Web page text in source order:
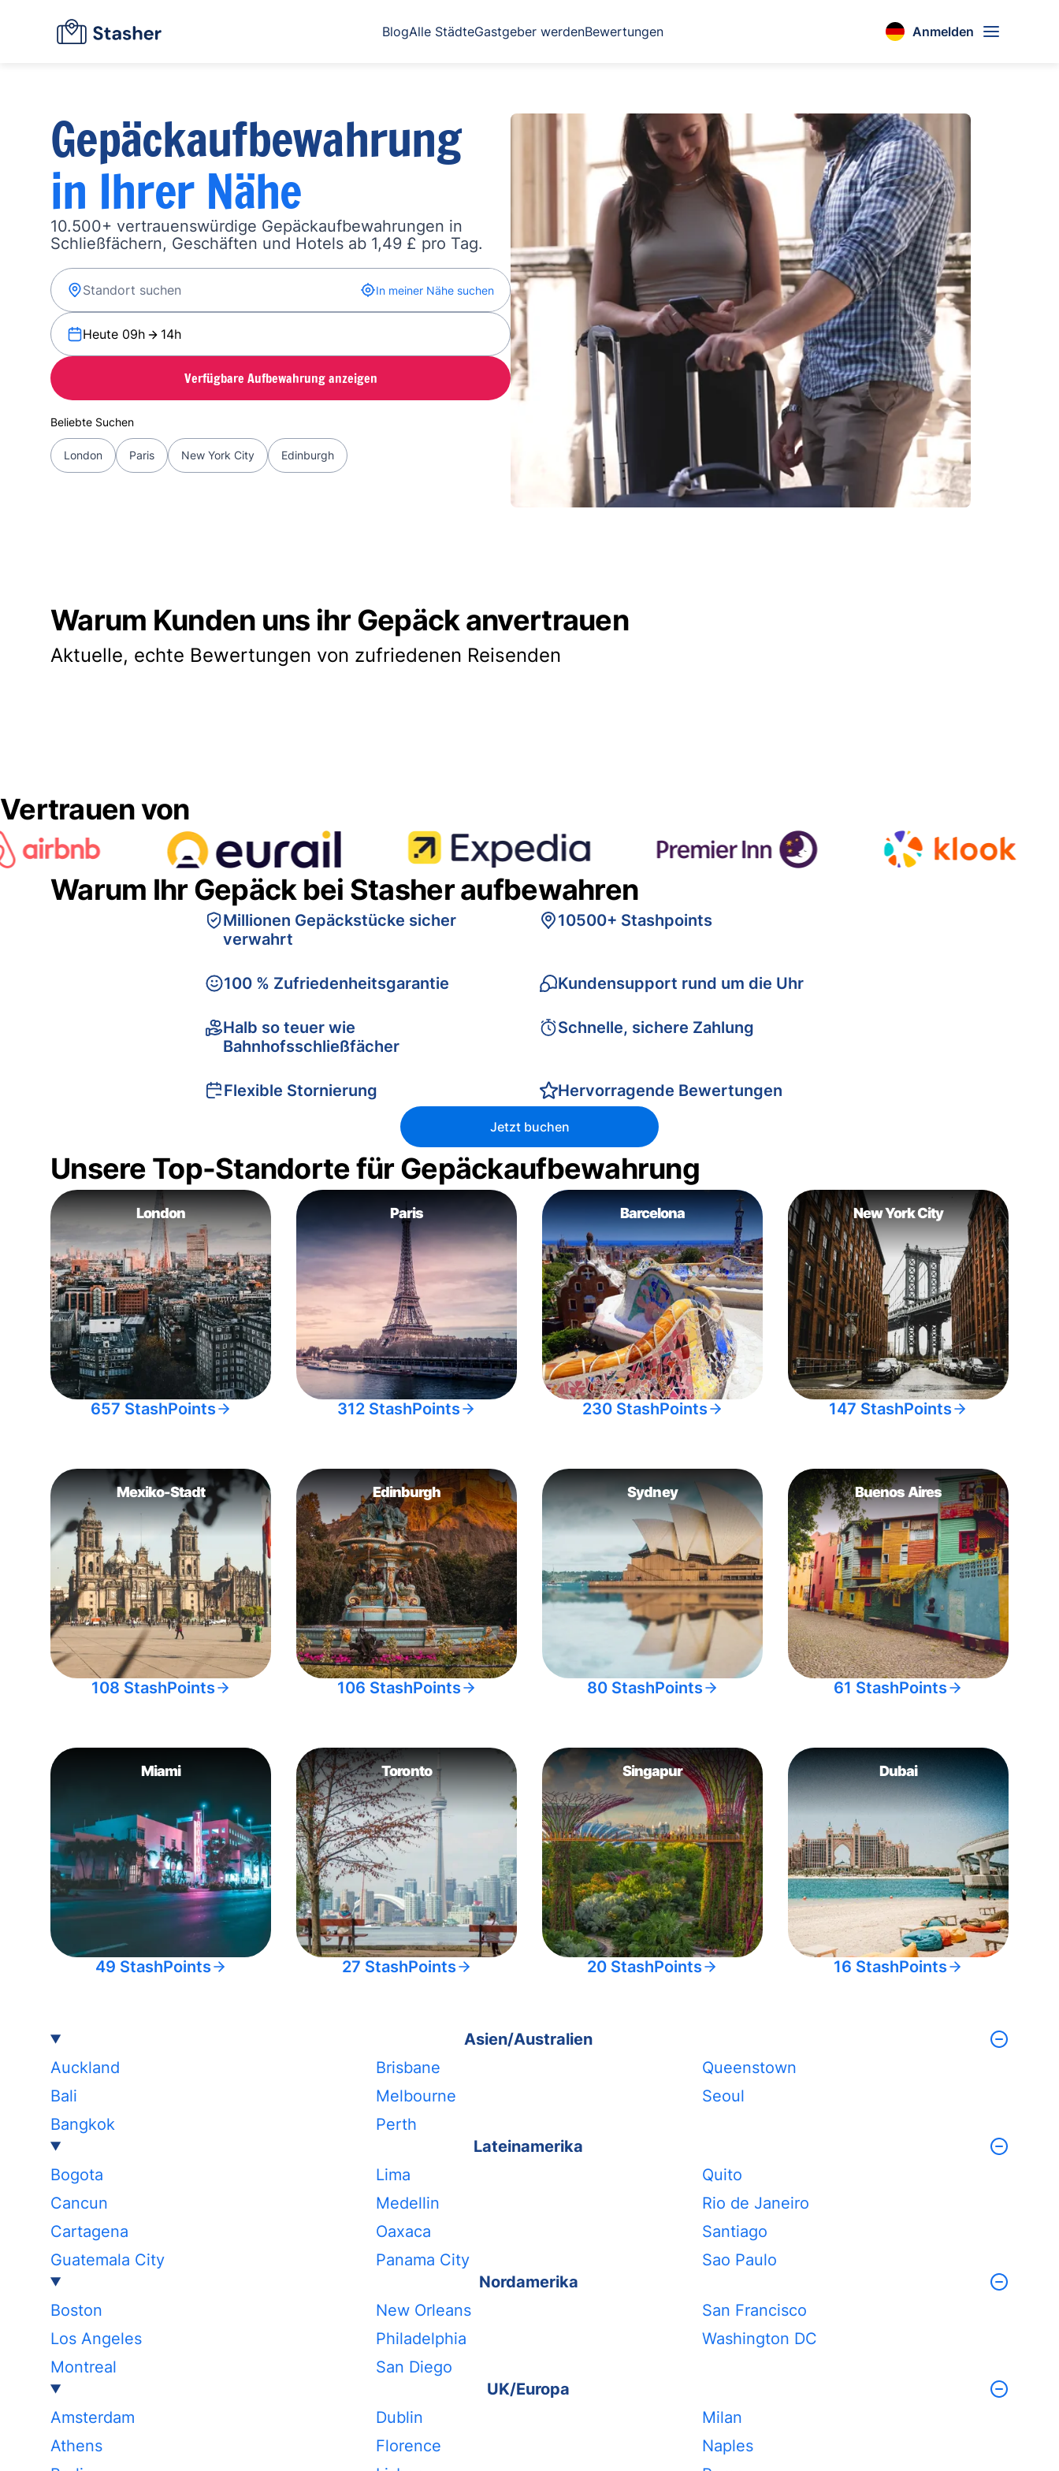
BlogAlle StädteGastgeber werdenBewertungen Anmelden
Gepäckaufbewahrung
in Ihrer Nähe
10.500+ vertrauenswürdige Gepäckaufbewahrungen in
Schließfächern, Geschäften und Hotels ab 1,49 £ pro Tag.
In meiner Nähe suchen
Heute 09h 14h
Verfügbare Aufbewahrung anzeigen
Beliebte Suchen
London Paris New York City Edinburgh
Warum Kunden uns ihr Gepäck anvertrauen
Aktuelle, echte Bewertungen von zufriedenen Reisenden
Vertrauen von
Warum Ihr Gepäck bei Stasher aufbewahren
Millionen Gepäckstücke sicher
verwahrt
100 % Zufriedenheitsgarantie
Halb so teuer wie
Bahnhofsschließfächer
Flexible Stornierung
10500+ Stashpoints
Kundensupport rund um die Uhr
Schnelle, sichere Zahlung
Hervorragende Bewertungen
Jetzt buchen
Unsere Top-Standorte für Gepäckaufbewahrung
London
657 StashPoints
Paris
312 StashPoints
Barcelona
230 StashPoints
New York City
147 StashPoints
Mexiko-Stadt
108 StashPoints
Edinburgh
106 StashPoints
Sydney
80 StashPoints
Buenos Aires
61 StashPoints
Miami
49 StashPoints
Toronto
27 StashPoints
Singapur
20 StashPoints
Dubai
16 StashPoints
Asien/Australien
Auckland
Bali
Bangkok
Brisbane
Melbourne
Perth
Queenstown
Seoul
Lateinamerika
Bogota
Cancun
Cartagena
Guatemala City
Lima
Medellin
Oaxaca
Panama City
Quito
Rio de Janeiro
Santiago
Sao Paulo
Nordamerika
Boston
Los Angeles
Montreal
New Orleans
Philadelphia
San Diego
San Francisco
Washington DC
UK/Europa
Amsterdam
Athens
Dublin
Florence
Milan
Naples